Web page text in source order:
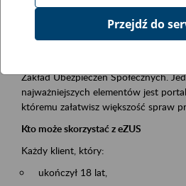
Opis wydarzenia
Platforma Usług Elektronicznych
Zakład Ubezpieczeń Społecznych.
najważniejszych elementów jest
któremu załatwisz większość spraw
Kto może skorzystać z eZUS
Każdy klient, który:
ukończył 18 lat,
Przejdź do